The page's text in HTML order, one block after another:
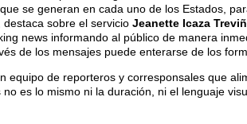
se generan en cada uno de los Estados,
sobre el servicio Jeanette Icaza
news informando al público de manera
de los mensajes puede enterarse de los
de reporteros y corresponsales que
es lo mismo ni la duración, ni el lenguaje